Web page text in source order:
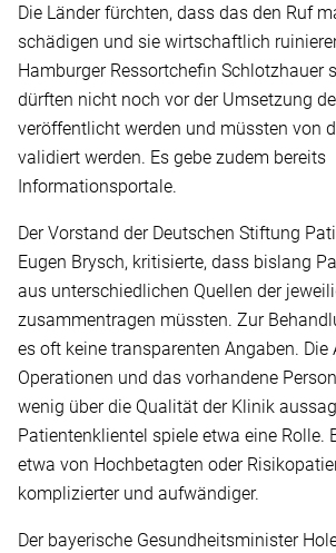
Die Länder fürchten, dass das den Ruf
schädigen und sie wirtschaftlich
Hamburger Ressortchefin Schlotzhauer
dürften nicht noch vor der Umsetzung
veröffentlicht werden und müssten von
validiert werden. Es gebe zudem bereits
Informationsportale.
Der Vorstand der Deutschen Stiftung
Eugen Brysch, kritisierte, dass bislang
aus unterschiedlichen Quellen der
zusammentragen müssten. Zur
es oft keine transparenten Angaben. Die
Operationen und das vorhandene
wenig über die Qualität der Klinik
Patientenklientel spiele etwa eine Rolle.
etwa von Hochbetagten oder
komplizierter und aufwändiger.
Der bayerische Gesundheitsminister